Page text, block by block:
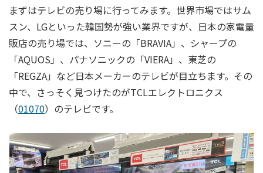
まずはテレビの売り場に行ってみます。世界市場ではサム
スン、LGといった韓国勢が強い業界ですが、日本の家電量
販店の売り場では、ソニーの「BRAVIA」、シャープの
「AQUOS」、パナソニックの「VIERA」、東芝の
「REGZA」など日本メーカーのテレビが目立ちます。その
中で、さっそく見つけたのがTCLエレクトロニクス
（01070）のテレビです。